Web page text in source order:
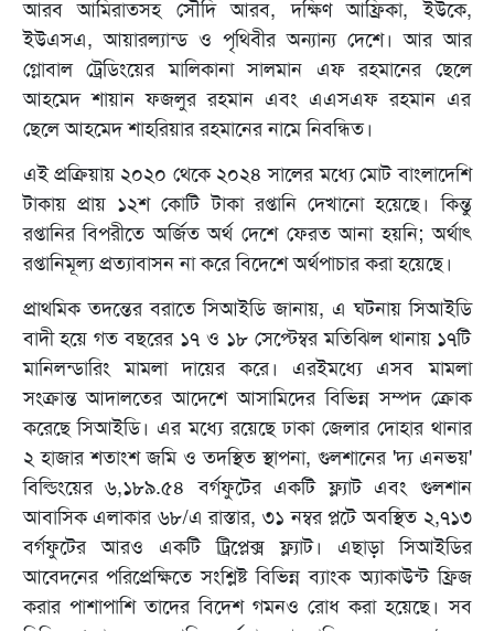
আরব আমিরাতসহ সৌদি আরব, দক্ষিণ আফ্রিকা, ইউকে,
ইউএসএ, আয়ারল্যান্ড ও পৃথিবীর অন্যান্য দেশে। আর আর
গ্লোবাল ট্রেডিংয়ের মালিকানা সালমান এফ রহমানের ছেলে
আহমেদ শায়ান ফজলুর রহমান এবং এএসএফ রহমান এর
ছেলে আহমেদ শাহরিয়ার রহমানের নামে নিবন্ধিত।
এই প্রক্রিয়ায় ২০২০ থেকে ২০২৪ সালের মধ্যে মোট বাংলাদেশি
টাকায় প্রায় ১২শ কোটি টাকা রপ্তানি দেখানো হয়েছে। কিন্তু
রপ্তানির বিপরীতে অর্জিত অর্থ দেশে ফেরত আনা হয়নি; অর্থাৎ
রপ্তানিমূল্য প্রত্যাবাসন না করে বিদেশে অর্থপাচার করা হয়েছে।
প্রাথমিক তদন্তের বরাতে সিআইডি জানায়, এ ঘটনায় সিআইডি
বাদী হয়ে গত বছরের ১৭ ও ১৮ সেপ্টেম্বর মতিঝিল থানায় ১৭টি
মানিলন্ডারিং মামলা দায়ের করে। এরইমধ্যে এসব মামলা
সংক্রান্ত আদালতের আদেশে আসামিদের বিভিন্ন সম্পদ ক্রোক
করেছে সিআইডি। এর মধ্যে রয়েছে ঢাকা জেলার দোহার থানার
২ হাজার শতাংশ জমি ও তদস্থিত স্থাপনা, গুলশানের 'দ্য এনভয়'
বিল্ডিংয়ের ৬,১৮৯.৫৪ বর্গফুটের একটি ফ্ল্যাট এবং গুলশান
আবাসিক এলাকার ৬৮/এ রাস্তার, ৩১ নম্বর প্লটে অবস্থিত ২,৭১৩
বর্গফুটের আরও একটি ট্রিপ্লেক্স ফ্ল্যাট। এছাড়া সিআইডির
আবেদনের পরিপ্রেক্ষিতে সংশ্লিষ্ট বিভিন্ন ব্যাংক অ্যাকাউন্ট ফ্রিজ
করার পাশাপাশি তাদের বিদেশ গমনও রোধ করা হয়েছে। সব